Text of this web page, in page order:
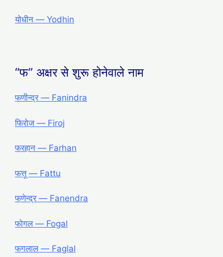
योधीन ― Yodhin
“फ” अक्षर से शुरू होनेवाले नाम
फणीन्द्र — Fanindra
फिरोज — Firoj
फरहान — Farhan
फत्तू — Fattu
फणेन्द्र — Fanendra
फोगल — Fogal
फगलाल — Faglal